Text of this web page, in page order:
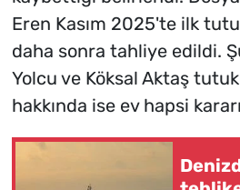
Eren Kasım 2025'te ilk
daha sonra tahliye edildi.
Yolcu ve Köksal Aktaş
hakkında ise ev hapsi